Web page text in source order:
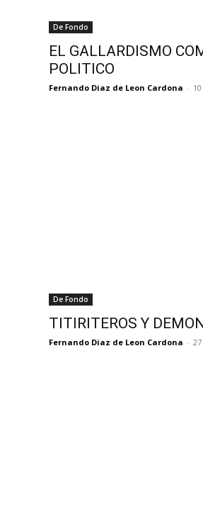
De Fondo
EL GALLARDISMO
POLITICO
Fernando Diaz de Leon Cardona -
De Fondo
TITIRITEROS Y
Fernando Diaz de Leon Cardona -